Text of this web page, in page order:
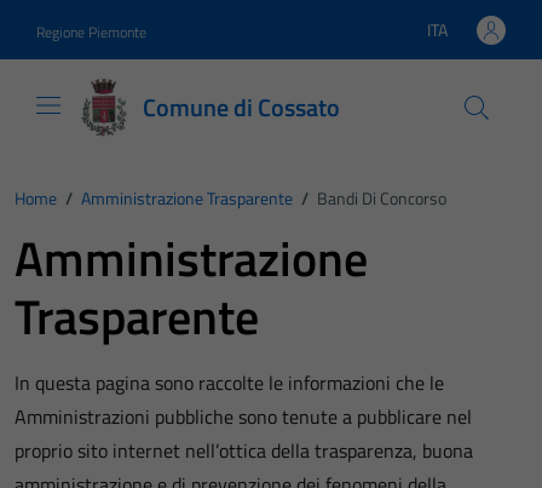
Regione Piemonte Lingua attiva:
ITA
Comune di Cossato
Home / Amministrazione Trasparente / Bandi Di Concorso
Amministrazione
Trasparente
In questa pagina sono raccolte le informazioni che le
Amministrazioni pubbliche sono tenute a pubblicare nel
proprio sito internet nell’ottica della trasparenza, buona